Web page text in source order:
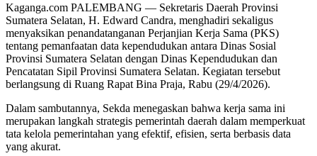
Kaganga.com PALEMBANG — Sekretaris Daerah Provinsi
Sumatera Selatan, H. Edward Candra, menghadiri sekaligus
menyaksikan penandatanganan Perjanjian Kerja Sama (PKS)
tentang pemanfaatan data kependudukan antara Dinas Sosial
Provinsi Sumatera Selatan dengan Dinas Kependudukan dan
Pencatatan Sipil Provinsi Sumatera Selatan. Kegiatan tersebut
berlangsung di Ruang Rapat Bina Praja, Rabu (29/4/2026).
Dalam sambutannya, Sekda menegaskan bahwa kerja sama ini
merupakan langkah strategis pemerintah daerah dalam memperkuat
tata kelola pemerintahan yang efektif, efisien, serta berbasis data
yang akurat.